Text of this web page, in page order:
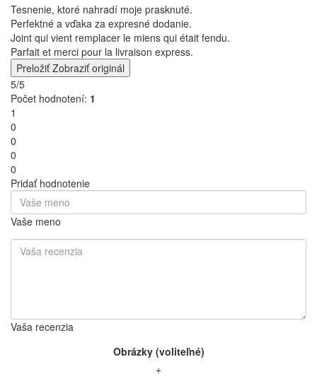
Tesnenie, ktoré nahradí moje prasknuté.
Perfektné a vďaka za expresné dodanie.
Joint qui vient remplacer le miens qui était fendu.
Parfait et merci pour la livraison express.
Preložiť Zobraziť originál
5/5
Počet hodnotení: 1
1
0
0
0
0
Pridať hodnotenie
Vaše meno
Vaša recenzia
Obrázky (voliteľné)
+